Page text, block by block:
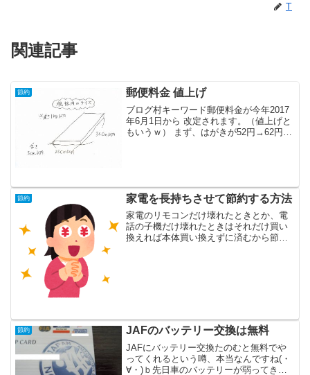
T
関連記事
節約 郵便料金 値上げ
ブログ村キーワード郵便料金が今年2017
年6月1日から 改定されます。（値上げと
もいうｗ） まず、はがきが52円→62円に
節約 家電を長持ちさせて節約する方法
家電のリモコンだけ壊れたときとか、電
話の子機だけ壊れたときはそれだけ買い
換えれば本体買い換えずに済むから節約
節約 JAFのバッテリー交換は無料
JAFにバッテリー交換たのむと無料でや
ってくれるという噂、本当なんですね(・
∀・)ｂ先日車のバッテリーが弱ってきた